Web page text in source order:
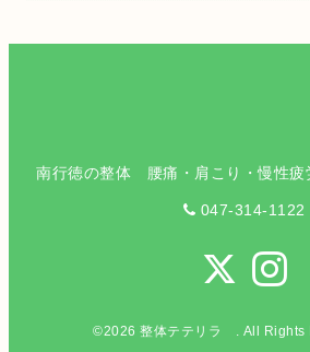
南行徳の整体 腰痛・肩こり・慢性疲
047-314-1122
©2026整体テテリラ . All Rights